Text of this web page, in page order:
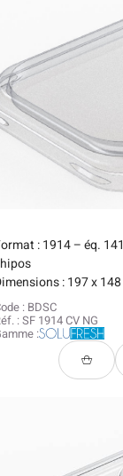
: 1914 – éq.
: 197 x
: BDSC
: SF 1914 CV NG
: